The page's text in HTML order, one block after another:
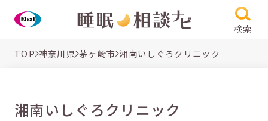
検索
TOP 神奈川県 茅ヶ崎市 湘南いしぐろクリニック
湘南いしぐろクリニック